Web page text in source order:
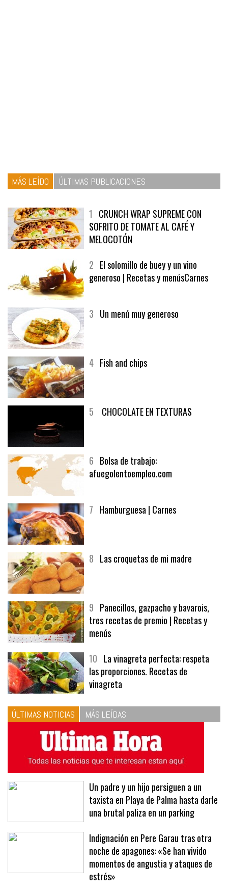
MÁS LEÍDO ÚLTIMAS PUBLICACIONES
1 CRUNCH WRAP SUPREME CON
SOFRITO DE TOMATE AL CAFÉ Y
MELOCOTÓN
2 El solomillo de buey y un vino
generoso | Recetas y menúsCarnes
3 Un menú muy generoso
4 Fish and chips
5 CHOCOLATE EN TEXTURAS
6 Bolsa de trabajo:
afuegolentoempleo.com
7 Hamburguesa | Carnes
8 Las croquetas de mi madre
9 Panecillos, gazpacho y bavarois,
tres recetas de premio | Recetas y
menús
10 La vinagreta perfecta: respeta
las proporciones. Recetas de
vinagreta
ÚLTIMAS NOTICIAS MÁS LEÍDAS
Un padre y un hijo persiguen a un
taxista en Playa de Palma hasta darle
una brutal paliza en un parking
Indignación en Pere Garau tras otra
noche de apagones: «Se han vivido
momentos de angustia y ataques de
estrés»